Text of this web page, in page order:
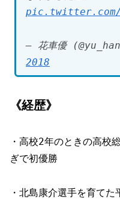
pic.twitter.com/
— 花車優
2018
《経歴》
・高校2年のときの高校
ぎで初優勝
・北島康介選手を育て